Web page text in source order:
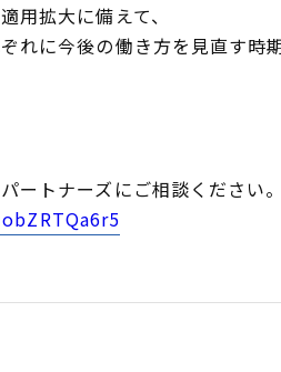
用拡大に備えて、
れに今後の働き方を見直す時
ートナーズにご相談ください。